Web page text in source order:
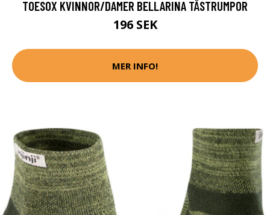
TOESOX KVINNOR/DAMER BELLARINA TÅSTRUMPOR
196 SEK
MER INFO!